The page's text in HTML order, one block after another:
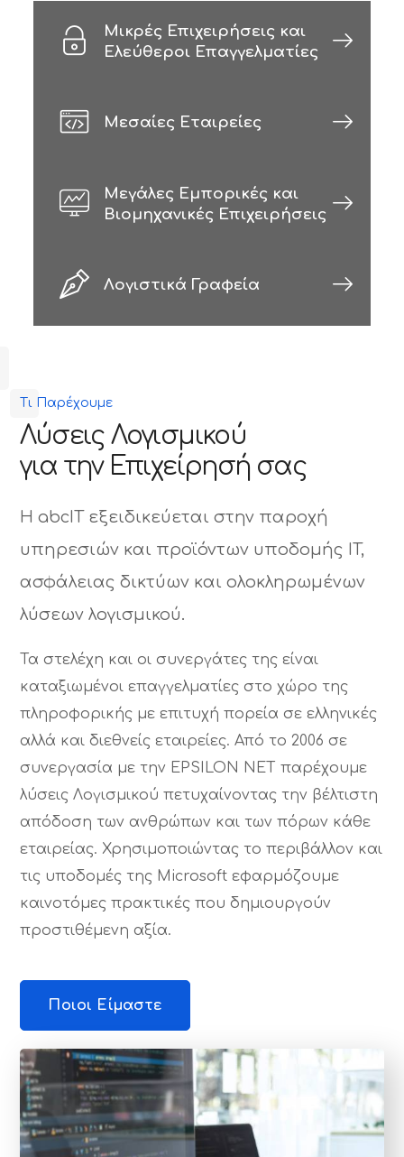
Μικρές Επιχειρήσεις και
Ελεύθεροι Επαγγελματίες
Μεσαίες Εταιρείες
Μεγάλες Εμπορικές και
Βιομηχανικές Επιχειρήσεις
Λογιστικά Γραφεία
Τι Παρέχουμε
Λύσεις Λογισμικού
για την Επιχείρησή σας
H abcIT εξειδικεύεται στην παροχή
υπηρεσιών και προϊόντων υποδομής IT,
ασφάλειας δικτύων και ολοκληρωμένων
λύσεων λογισμικού.
Τα στελέχη και οι συνεργάτες της είναι
καταξιωμένοι επαγγελματίες στο χώρο της
πληροφορικής με επιτυχή πορεία σε ελληνικές
αλλά και διεθνείς εταιρείες. Από το 2006 σε
συνεργασία με την EPSILON NET παρέχουμε
λύσεις Λογισμικού πετυχαίνοντας την βέλτιστη
απόδοση των ανθρώπων και των πόρων κάθε
εταιρείας. Χρησιμοποιώντας το περιβάλλον και
τις υποδομές της Microsoft εφαρμόζουμε
καινοτόμες πρακτικές που δημιουργούν
προστιθέμενη αξία.
Ποιοι Είμαστε